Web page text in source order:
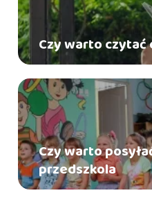
Czy warto
Czy warto
przedszkola